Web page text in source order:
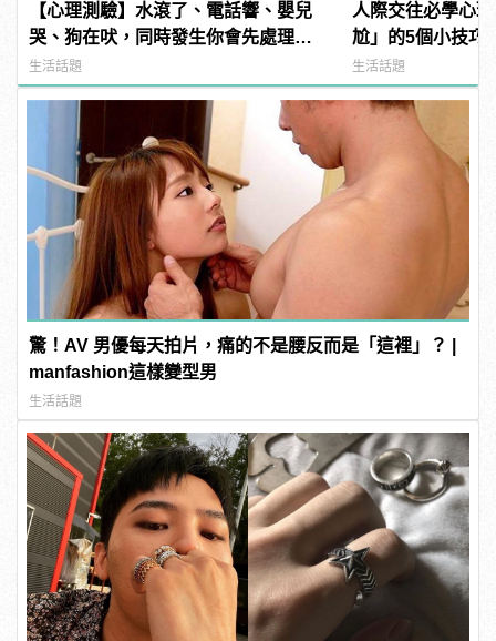
【心理測驗】水滾了、電話響、嬰兒
哭、狗在吠，同時發生你會先處理哪
件事？ | manfashion這樣變型男
生活話題
人際交往必學心
尬」的5個小技巧
魅力！ |
生活話題
驚！AV 男優每天拍片，痛的不是腰反而是「這裡」？ |
manfashion這樣變型男
生活話題